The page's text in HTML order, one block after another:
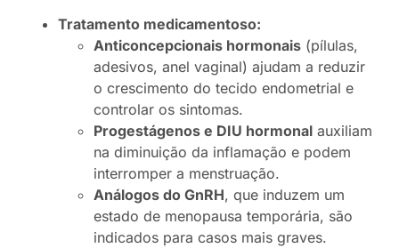
Tratamento medicamentoso:
Anticoncepcionais hormonais (pílulas,
adesivos, anel vaginal) ajudam a reduzir
o crescimento do tecido endometrial e
controlar os sintomas.
Progestágenos e DIU hormonal auxiliam
na diminuição da inflamação e podem
interromper a menstruação.
Análogos do GnRH, que induzem um
estado de menopausa temporária, são
indicados para casos mais graves.